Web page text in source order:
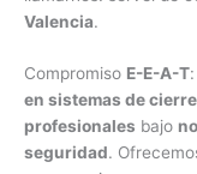
Valencia.
Compromiso E-E-A-T
en sistemas de
profesionales bajo
seguridad.